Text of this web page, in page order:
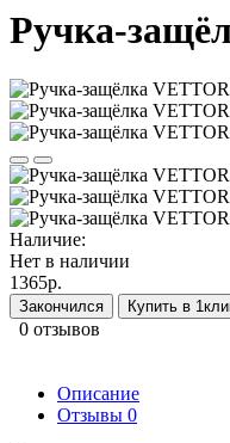
Ручка-
Наличие:
Нет в наличии
1365р.
Закончился Купить в
0 отзывов
Описание
Отзывы 0